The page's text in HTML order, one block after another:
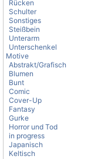
Rücken
Schulter
Sonstiges
Steißbein
Unterarm
Unterschenkel
Motive
Abstrakt/Grafisch
Blumen
Bunt
Comic
Cover-Up
Fantasy
Gurke
Horror und Tod
in progress
Japanisch
Keltisch